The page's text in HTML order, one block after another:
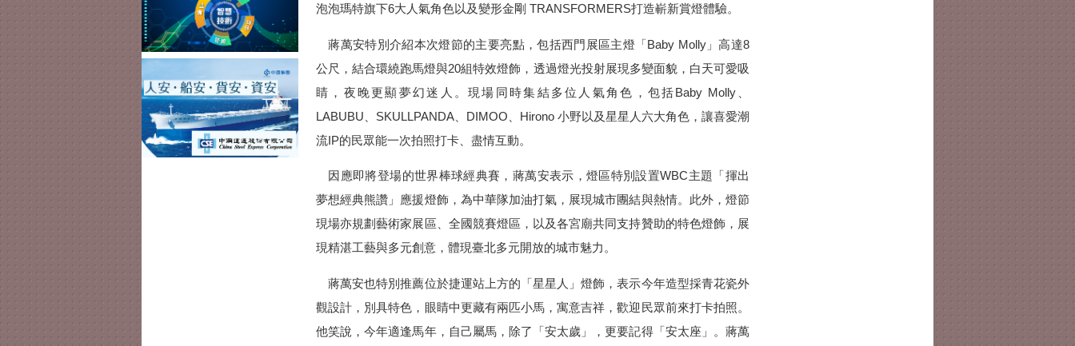
泡泡瑪特旗下6大人氣角色以及變形金剛 TRANSFORMERS打造嶄新賞燈體驗。
蔣萬安特別介紹本次燈節的主要亮點，包括西門展區主燈「Baby Molly」高達8
公尺，結合環繞跑馬燈與20組特效燈飾，透過燈光投射展現多變面貌，白天可愛吸
睛，夜晚更顯夢幻迷人。現場同時集結多位人氣角色，包括Baby Molly、
LABUBU、SKULLPANDA、DIMOO、Hirono 小野以及星星人六大角色，讓喜愛潮
流IP的民眾能一次拍照打卡、盡情互動。
因應即將登場的世界棒球經典賽，蔣萬安表示，燈區特別設置WBC主題「揮出
夢想經典熊讚」應援燈飾，為中華隊加油打氣，展現城市團結與熱情。此外，燈節
現場亦規劃藝術家展區、全國競賽燈區，以及各宮廟共同支持贊助的特色燈飾，展
現精湛工藝與多元創意，體現臺北多元開放的城市魅力。
蔣萬安也特別推薦位於捷運站上方的「星星人」燈飾，表示今年造型採青花瓷外
觀設計，別具特色，眼睛中更藏有兩匹小馬，寓意吉祥，歡迎民眾前來打卡拍照。
他笑說，今年適逢馬年，自己屬馬，除了「安太歲」，更要記得「安太座」。蔣萬